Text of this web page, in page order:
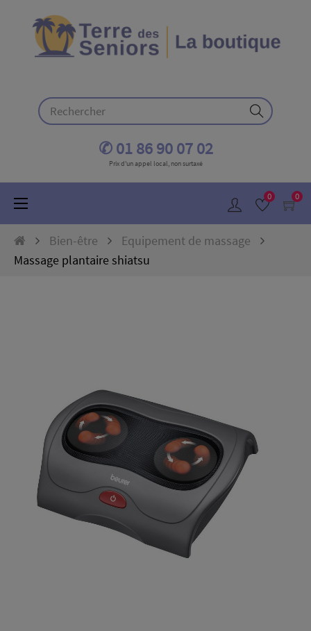
✆ 01 86 90 07 02
Prix d'un appel local, non surtaxé
0 0
Basculer
navigation
☰
Bien-être
Equipement de massage
Massage plantaire shiatsu